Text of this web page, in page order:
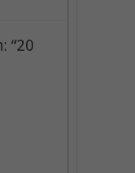
“20